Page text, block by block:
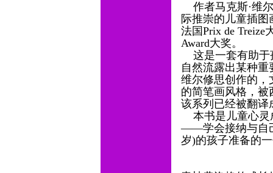
作者马克斯·维尔
际推崇的儿童插图
法国Prix de Treize
Award大奖。
这是一套有助于
自然流露出某种重
维尔修思创作的，
的简笔画风格，被
该系列已经被翻
本书是儿童心灵
——学会接纳与自
岁)的孩子准备的